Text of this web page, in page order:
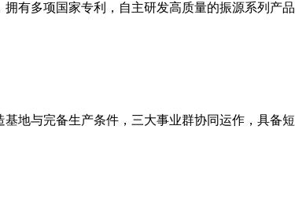
有多项国家专利，自主研发高质量的振源系列产
地与完备生产条件，三大事业群协同运作，具备